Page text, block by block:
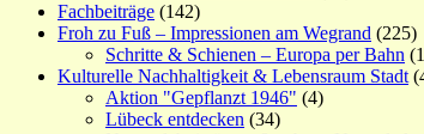
Fachbeiträge (142)
Froh zu Fuß – Impressionen am Wegrand (225)
Schritte & Schienen – Europa per Bahn
Kulturelle Nachhaltigkeit & Lebensraum Stadt
Aktion "Gepflanzt 1946" (4)
Lübeck entdecken (34)